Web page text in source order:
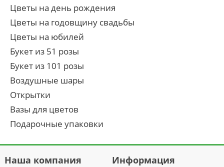
Цветы на день рождения
Цветы на годовщину свадьбы
Цветы на юбилей
Букет из 51 розы
Букет из 101 розы
Воздушные шары
Открытки
Вазы для цветов
Подарочные упаковки
Наша компания Информация